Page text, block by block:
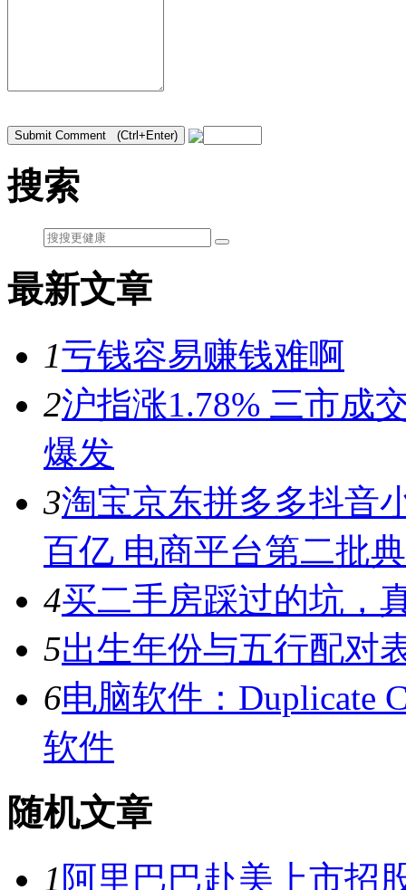
搜索
最新文章
1亏钱容易赚钱难啊
2沪指涨1.78% 三市成
爆发
3淘宝京东拼多多抖音
百亿 电商平台第二批
4买二手房踩过的坑，
5出生年份与五行配对
6电脑软件：Duplicate
软件
随机文章
1 阿里巴巴赴美上市招